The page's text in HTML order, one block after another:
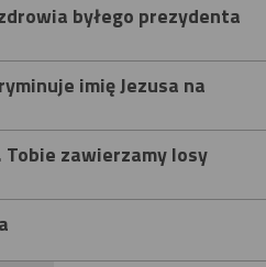
byłego prezydenta
imię Jezusa na
zawierzamy losy